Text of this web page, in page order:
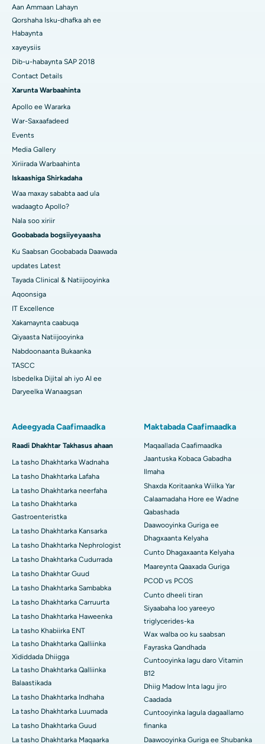
Aan Ammaan Lahayn
Qorshaha Isku-dhafka ah ee
Habaynta
xayeysiis
Dib-u-habaynta SAP 2018
Contact Details
Xarunta Warbaahinta
Apollo ee Wararka
War-Saxaafadeed
Events
Media Gallery
Xiriirada Warbaahinta
Iskaashiga Shirkadaha
Waa maxay sababta aad ula
wadaagto Apollo?
Nala soo xiriir
Goobabada bogsiiyeyaasha
Ku Saabsan Goobabada Daawada
updates Latest
Tayada Clinical & Natiijooyinka
Aqoonsiga
IT Excellence
Xakamaynta caabuqa
Qiyaasta Natiijooyinka
Nabdoonaanta Bukaanka
TASCC
Isbedelka Dijital ah iyo AI ee
Daryeelka Wanaagsan
Adeegyada Caafimaadka
Raadi Dhakhtar Takhasus ahaan
La tasho Dhakhtarka Wadnaha
La tasho Dhakhtarka Lafaha
La tasho Dhakhtarka neerfaha
La tasho Dhakhtarka
Gastroenteristka
La tasho Dhakhtarka Kansarka
La tasho Dhakhtarka Nephrologist
La tasho Dhakhtarka Cudurrada
La tasho Dhakhtar Guud
La tasho Dhakhtarka Sambabka
La tasho Dhakhtarka Carruurta
La tasho Dhakhtarka Haweenka
La tasho Khabiirka ENT
La tasho Dhakhtarka Qalliinka
Xididdada Dhiigga
La tasho Dhakhtarka Qalliinka
Balaastikada
La tasho Dhakhtarka Indhaha
La tasho Dhakhtarka Luumada
La tasho Dhakhtarka Guud
La tasho Dhakhtarka Maqaarka
Maktabada Caafimaadka
Maqaallada Caafimaadka
Jaantuska Kobaca Gabadha
Ilmaha
Shaxda Koritaanka Wiilka Yar
Calaamadaha Hore ee Wadne
Qabashada
Daawooyinka Guriga ee
Dhagxaanta Kelyaha
Cunto Dhagaxaanta Kelyaha
Maareynta Qaaxada Guriga
PCOD vs PCOS
Cunto dheeli tiran
Siyaabaha loo yareeyo
triglycerides-ka
Wax walba oo ku saabsan
Fayraska Qandhada
Cuntooyinka lagu daro Vitamin
B12
Dhiig Madow Inta lagu jiro
Caadada
Cuntooyinka lagula dagaallamo
finanka
Daawooyinka Guriga ee Shubanka